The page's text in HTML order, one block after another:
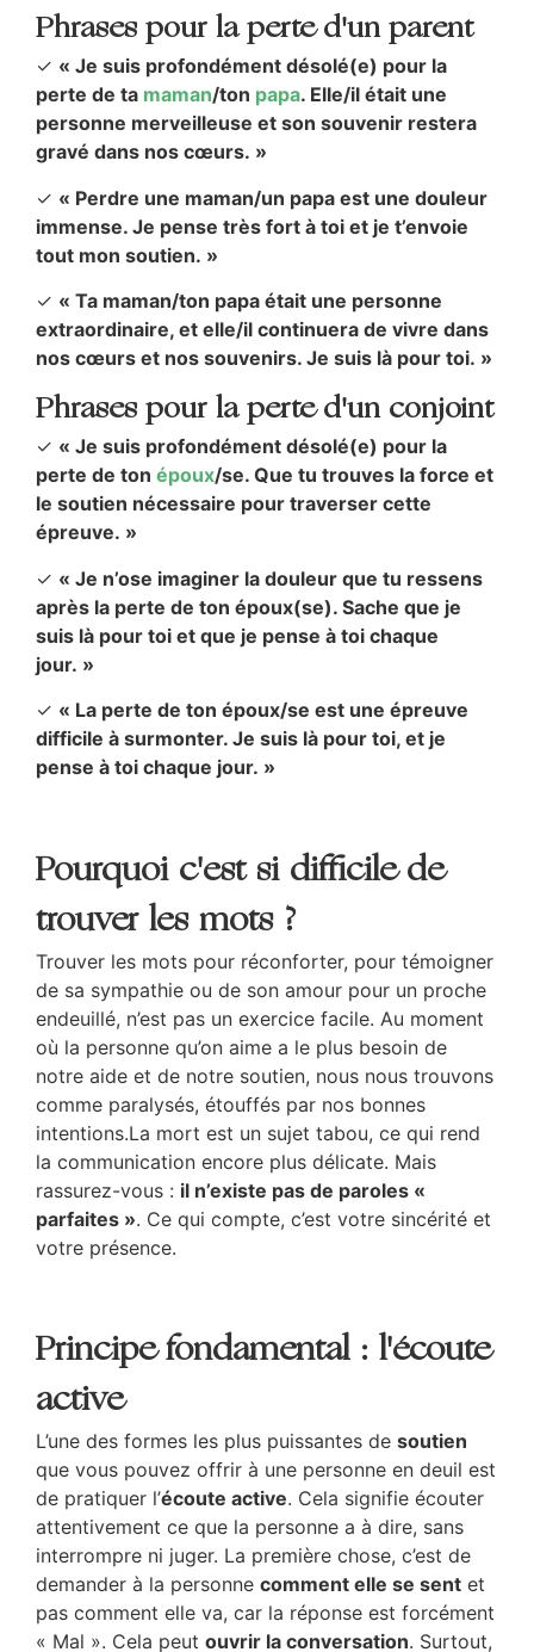
Phrases pour la perte d'un parent
✓ « Je suis profondément désolé(e) pour la
perte de ta maman/ton papa. Elle/il était une
personne merveilleuse et son souvenir restera
gravé dans nos cœurs. »
✓ « Perdre une maman/un papa est une douleur
immense. Je pense très fort à toi et je t’envoie
tout mon soutien. »
✓ « Ta maman/ton papa était une personne
extraordinaire, et elle/il continuera de vivre dans
nos cœurs et nos souvenirs. Je suis là pour toi. »
Phrases pour la perte d'un conjoint
✓ « Je suis profondément désolé(e) pour la
perte de ton époux/se. Que tu trouves la force et
le soutien nécessaire pour traverser cette
épreuve. »
✓ « Je n’ose imaginer la douleur que tu ressens
après la perte de ton époux(se). Sache que je
suis là pour toi et que je pense à toi chaque
jour. »
✓ « La perte de ton époux/se est une épreuve
difficile à surmonter. Je suis là pour toi, et je
pense à toi chaque jour. »
Pourquoi c'est si difficile de
trouver les mots ?
Trouver les mots pour réconforter, pour témoigner
de sa sympathie ou de son amour pour un proche
endeuillé, n’est pas un exercice facile. Au moment
où la personne qu’on aime a le plus besoin de
notre aide et de notre soutien, nous nous trouvons
comme paralysés, étouffés par nos bonnes
intentions.La mort est un sujet tabou, ce qui rend
la communication encore plus délicate. Mais
rassurez-vous : il n’existe pas de paroles «
parfaites ». Ce qui compte, c’est votre sincérité et
votre présence.
Principe fondamental : l'écoute
active
L’une des formes les plus puissantes de soutien
que vous pouvez offrir à une personne en deuil est
de pratiquer l’écoute active. Cela signifie écouter
attentivement ce que la personne a à dire, sans
interrompre ni juger. La première chose, c’est de
demander à la personne comment elle se sent et
pas comment elle va, car la réponse est forcément
« Mal ». Cela peut ouvrir la conversation. Surtout,